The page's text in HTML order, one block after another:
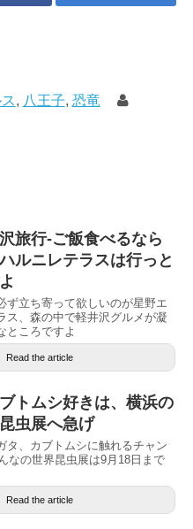
, 八王子, 恐竜
旅行-ご飯食べるなら
ルニレテラスは行っと
ず立ち寄って欲しいのが星野エ
ス、森の中で軽井沢グルメが凝
ところですよ
Read the article
トムシ好きは、横浜の
虫展へ急げ
タ、カブトムシに触れるチャン
なの世界昆虫展は9月18日まで
Read the article